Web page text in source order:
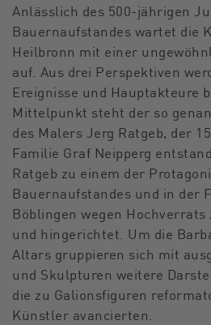
Anlässlich des 500-jährigen
Bauernaufstandes wartet die
Heilbronn mit einer
auf. Aus drei Perspektiven
Ereignisse und Hauptakteure
Mittelpunkt steht der so
des Malers Jerg Ratgeb, der
Familie Graf Neipperg
Ratgeb zu einem der
Bauernaufstandes und in der
Böblingen wegen
und hinge­richtet. Um die
Altars gruppieren sich mit
und Skulpturen weitere
die zu Galionsfiguren
Künstler avancierten.